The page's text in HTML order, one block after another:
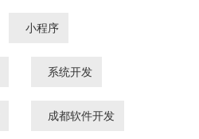
小程序
系统开发
成都软件开发